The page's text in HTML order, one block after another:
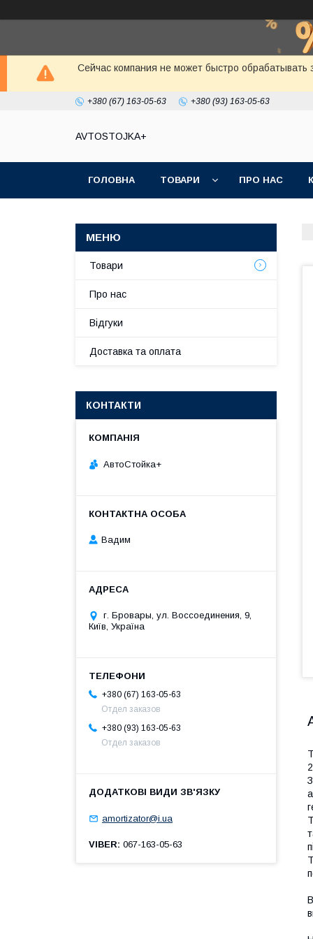
Сейчас компания не может быстро
+380 (67) 163-05-63 +380 (93) 163-05-63
AVTOSTOJKA+
ГОЛОВНА ТОВАРИ ПРО НАС
Товари
Про нас
Відгуки
Доставка та оплата
КОНТАКТИ
АвтоСтойка+
Вадим
г. Бровары, ул. Воссоединения, 9,
Київ, Україна
+380 (67) 163-05-63
Отдел заказов
+380 (93) 163-05-63
Отдел заказов
amortizator@i.ua
VIBER 067-163-05-63